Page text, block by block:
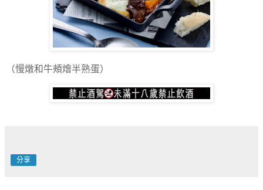
（慢燉和牛頰燴半熟蛋）
分享